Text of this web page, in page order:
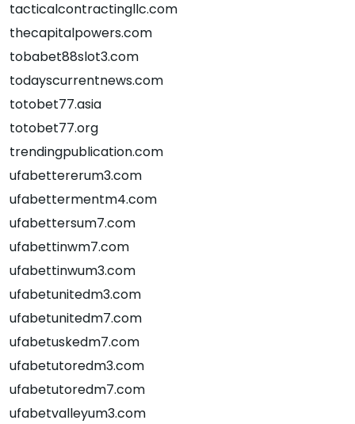
tacticalcontractingllc.com
thecapitalpowers.com
tobabet88slot3.com
todayscurrentnews.com
totobet77.asia
totobet77.org
trendingpublication.com
ufabettererum3.com
ufabettermentm4.com
ufabettersum7.com
ufabettinwm7.com
ufabettinwum3.com
ufabetunitedm3.com
ufabetunitedm7.com
ufabetuskedm7.com
ufabetutoredm3.com
ufabetutoredm7.com
ufabetvalleyum3.com